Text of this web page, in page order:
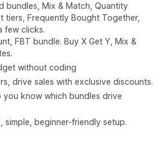
bundles, Mix & Match, Quantity
tiers, Frequently Bought Together,
few clicks.
FBT bundle. Buy X Get Y, Mix &
without coding
drive sales with exclusive discounts.
you know which bundles drive
simple, beginner-friendly setup.